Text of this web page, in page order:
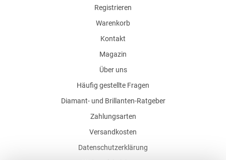
Registrieren
Warenkorb
Kontakt
Magazin
Über uns
Häufig gestellte Fragen
Diamant- und Brillanten-Ratgeber
Zahlungsarten
Versandkosten
Datenschutzerklärung